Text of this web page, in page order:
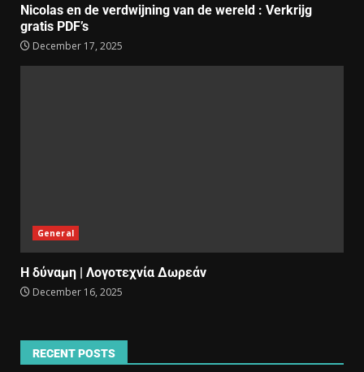
Nicolas en de verdwijning van de wereld : Verkrijg
gratis PDF’s
December 17, 2025
General
Η δύναμη | Λογοτεχνία Δωρεάν
December 16, 2025
RECENT POSTS